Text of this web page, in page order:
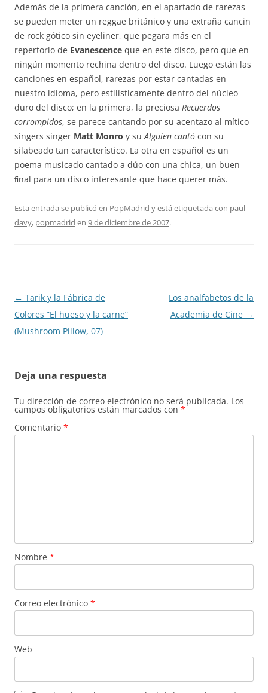
Además de la primera canción, en el apartado de rarezas
se pueden meter un reggae británico y una extraña cancin
de rock gótico sin eyeliner, que pegara más en el
repertorio de Evanescence que en este disco, pero que en
ningún momento rechina dentro del disco. Luego están las
canciones en español, rarezas por estar cantadas en
nuestro idioma, pero estilísticamente dentro del núcleo
duro del disco; en la primera, la preciosa Recuerdos
corrompidos, se parece cantando por su acentazo al mítico
singers singer Matt Monro y suAlguien cantó con su
silabeado tan característico. La otra en español es un
poema musicado cantado a dúo con una chica, un buen
ﬁnal para un disco interesante que hace querer más.
Esta entrada se publicó en PopMadrid y está etiquetada con paul
davy, popmadrid en 9 de diciembre de 2007.
Navegación
de
entradas
← Tarik y la Fábrica de
Colores ”El hueso y la carne”
(Mushroom Pillow, 07)
Los analfabetos de la
Academia de Cine →
Deja una respuesta
Tu dirección de correo electrónico no será publicada. Los
campos obligatorios están marcados con *
Comentario *
Nombre *
Correo electrónico *
Web